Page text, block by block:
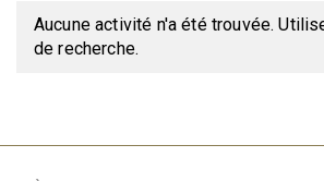
Aucune activité n'a été trouvée.
de recherche.